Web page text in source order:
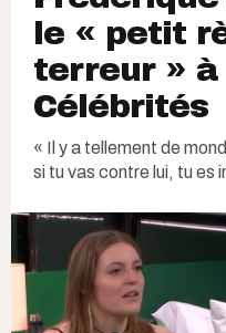
le « petit
terreur »
Célébrités
« Il y a tellement de
si tu vas contre lui, tu es